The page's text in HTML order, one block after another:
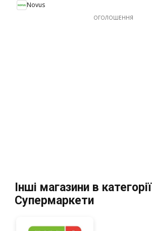
Novus
ОГОЛОШЕННЯ
Інші магазини в категорії
Супермаркети